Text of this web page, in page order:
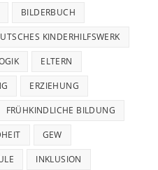
BILDERBUCH
KINDERHILFSWERK
ELTERN
ERZIEHUNG
FRÜHKINDLICHE BILDUNG
GEW
INKLUSION